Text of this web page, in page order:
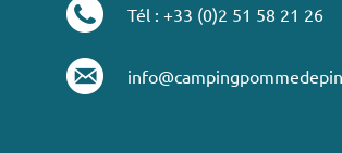
Tél : +33 (0)2 51 58 21 26